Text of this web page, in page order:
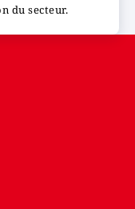
du secteur.